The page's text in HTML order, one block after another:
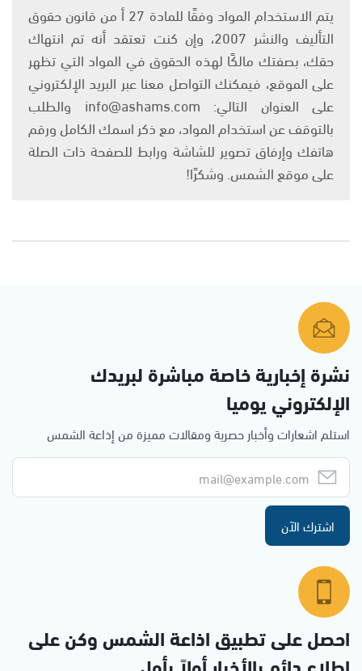
يتم الاستخدام المواد وفقًا للمادة 27 أ من قانون حقوق
التأليف والنشر 2007، وإن كنت تعتقد أنه تم انتهاك
حقك، بصفتك مالكًا لهذه الحقوق في المواد التي تظهر
على الموقع، فيمكنك التواصل معنا عبر البريد الإلكتروني
على العنوان التالي: info@ashams.com والطلب
بالتوقف عن استخدام المواد، مع ذكر اسمك الكامل ورقم
هاتفك وإرفاق تصوير للشاشة ورابط للصفحة ذات الصلة
على موقع الشمس. وشكرًا!
نشرة إخبارية خاصة مباشرة لبريدك
الإلكتروني يوميا
استلم اشعارات وأخبار حصرية ومقالات مميزة من إذاعة الشمس
اشترك الآن
احصل على تطبيق اذاعة الشمس وكن على